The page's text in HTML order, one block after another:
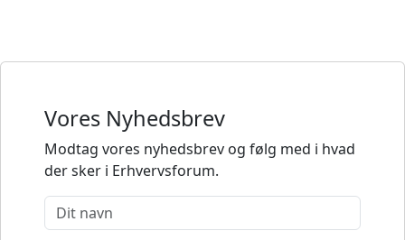
Vores Nyhedsbrev
Modtag vores nyhedsbrev og følg med i hvad
der sker i Erhvervsforum.